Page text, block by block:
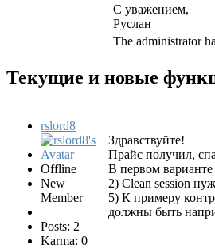
С уважением,
Руслан
The administrator
Текущие и новые
rslord8
Offline
New
Member
Posts: 2
Karma: 0
Здравствуйте!
Прайс получил,
В первом
2) Clean session
5) К примеру
должны быть